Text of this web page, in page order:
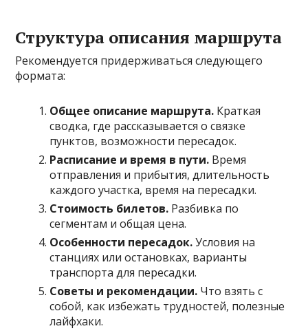
Структура описания маршрута
Рекомендуется придерживаться следующего
формата:
Общее описание маршрута. Краткая
сводка, где рассказывается о связке
пунктов, возможности пересадок.
Расписание и время в пути. Время
отправления и прибытия, длительность
каждого участка, время на пересадки.
Стоимость билетов. Разбивка по
сегментам и общая цена.
Особенности пересадок.Условия на
станциях или остановках, варианты
транспорта для пересадки.
Советы и рекомендации. Что взять с
собой, как избежать трудностей, полезные
лайфхаки.